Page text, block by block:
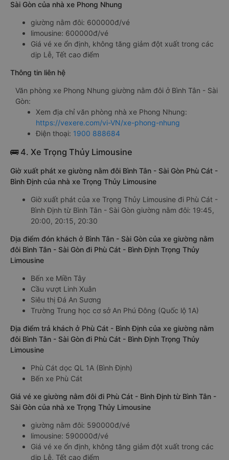
Sài Gòn của nhà xe Phong Nhung
giường nằm đôi: 600000đ/vé
limousine: 600000đ/vé
Giá vé xe ổn định, không tăng giảm đột xuất trong các
dịp Lễ, Tết cao điểm
Thông tin liên hệ
Văn phòng xe Phong Nhung giường nằm đôi ở Bình Tân - Sài
Gòn:
Xem địa chỉ văn phòng nhà xe Phong Nhung:
https://vexere.com/vi-VN/xe-phong-nhung
Điện thoại: 1900 888684
🚌 4. Xe Trọng Thủy Limousine
Giờ xuất phát xe giường nằm đôi Bình Tân - Sài Gòn Phù Cát -
Bình Định của nhà xe Trọng Thủy Limousine
Giờ xuất phát của xe Trọng Thủy Limousine đi Phù Cát -
Bình Định từ Bình Tân - Sài Gòn giường nằm đôi: 19:45,
20:00, 20:15, 20:30
Địa điểm đón khách ở Bình Tân - Sài Gòn của xe giường nằm
đôi Bình Tân - Sài Gòn đi Phù Cát - Bình Định Trọng Thủy
Limousine
Bến xe Miền Tây
Cầu vượt Linh Xuân
Siêu thị Đá An Sương
Trường Trung học cơ sở An Phú Đông (Quốc lộ 1A)
Địa điểm trả khách ở Phù Cát - Bình Định của xe giường nằm
đôi Bình Tân - Sài Gòn đi Phù Cát - Bình Định Trọng Thủy
Limousine
Phù Cát dọc QL 1A (Bình Định)
Bến xe Phù Cát
Giá vé xe giường nằm đôi đi Phù Cát - Bình Định từ Bình Tân -
Sài Gòn của nhà xe Trọng Thủy Limousine
giường nằm đôi: 590000đ/vé
limousine: 590000đ/vé
Giá vé xe ổn định, không tăng giảm đột xuất trong các
dịp Lễ, Tết cao điểm